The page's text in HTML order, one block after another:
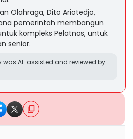
Olahraga, Dito Ariotedjo,
pemerintah membangun
kompleks Pelatnas, untuk
senior.
was AI-assisted and reviewed by